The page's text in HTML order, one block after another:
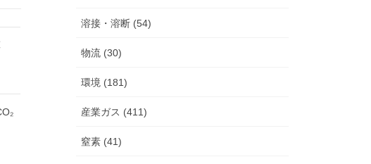
溶接・溶断 (54)
物流 (30)
環境 (181)
産業ガス (411)
窒素 (41)